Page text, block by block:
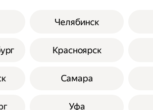
Челябинск
Красноярск
Самара
Уфа